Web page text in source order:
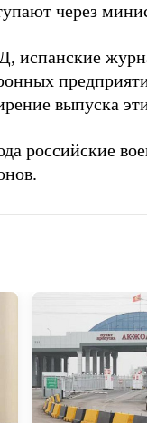
через
испанские
выпуска
российские